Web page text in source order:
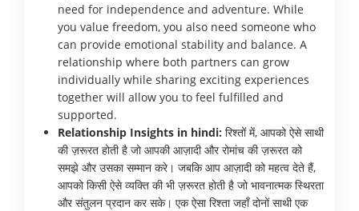
need for independence and adventure. While
you value freedom, you also need someone who
can provide emotional stability and balance. A
relationship where both partners can grow
individually while sharing exciting experiences
together will allow you to feel fulfilled and
supported.
Relationship Insights in hindi: रिश्तों में, आपको ऐसे साथी
की ज़रूरत होती है जो आपकी आज़ादी और रोमांच की ज़रूरत को
समझे और उसका सम्मान करे। जबकि आप आज़ादी को महत्व देते हैं,
आपको किसी ऐसे व्यक्ति की भी ज़रूरत होती है जो भावनात्मक स्थिरता
और संतुलन प्रदान कर सके। एक ऐसा रिश्ता जहाँ दोनों साथी एक